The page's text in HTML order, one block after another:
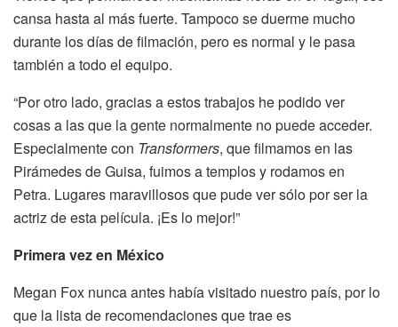
cansa hasta al más fuerte. Tampoco se duerme mucho
durante los días de filmación, pero es normal y le pasa
también a todo el equipo.
“Por otro lado, gracias a estos trabajos he podido ver
cosas a las que la gente normalmente no puede acceder.
Especialmente con Transformers, que filmamos en las
Pirámedes de Guisa, fuimos a templos y rodamos en
Petra. Lugares maravillosos que pude ver sólo por ser la
actriz de esta película. ¡Es lo mejor!”
Primera vez en México
Megan Fox nunca antes había visitado nuestro país, por lo
que la lista de recomendaciones que trae es